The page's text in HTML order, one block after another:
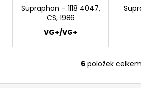
Supraphon – 1118 4047,
CS, 1986
VG+/VG+
O
v
6 položek celkem